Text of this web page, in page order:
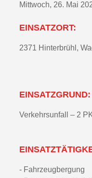
Mittwoch, 26. Mai
EINSATZORT:
2371 Hinterbrühl,
EINSATZGRUND:
Verkehrsunfall – 2
- Fahrzeugbergung